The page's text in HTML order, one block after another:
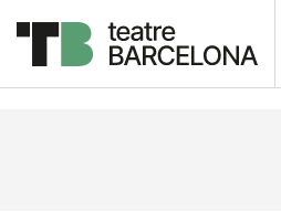
Descripció Fitxa artística